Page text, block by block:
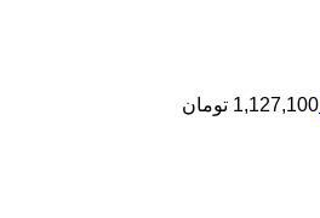
1,127,100 تومان